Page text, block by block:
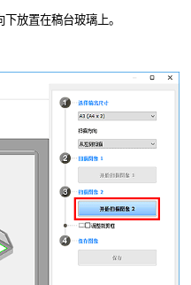
放置在稿台玻璃上。